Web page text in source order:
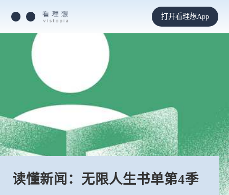
打开看理想App
读懂新闻：无限人生书单第4季